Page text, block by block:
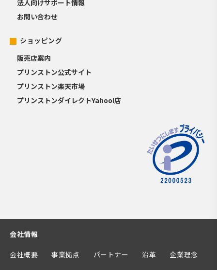
法人向けサポート情報
お問い合わせ
ショッピング
販売店案内
プリンストン公式サイト
プリンストン楽天市場
プリンストンダイレクトYahoo!店
会社情報
会社概要 事業拠点 パートナー 沿革 企業理念